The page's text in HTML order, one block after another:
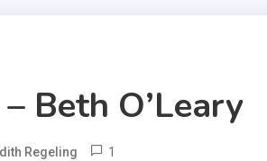
Beth O’Leary
Regeling 1